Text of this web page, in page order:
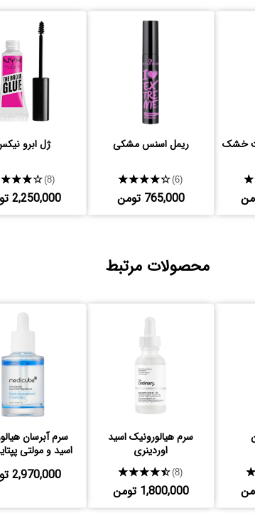
خشک ریمل اسنس مشکی
★★★★★(6)
765,000 تومن
ژل ابرو
(8)
2,250,000 تومن
محصولات مرتبط
سرم هیالورونیک اسید
اوردینری
★★★★★(8)
1,800,000 تومن
سرم آبرسان
اسید و مولتی
2,970,000 تومن